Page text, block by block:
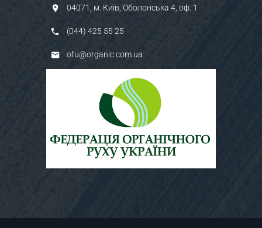
04071, м. Київ, Оболонська 4, оф. 1
(044) 425 55 25
ofu@organic.com.ua